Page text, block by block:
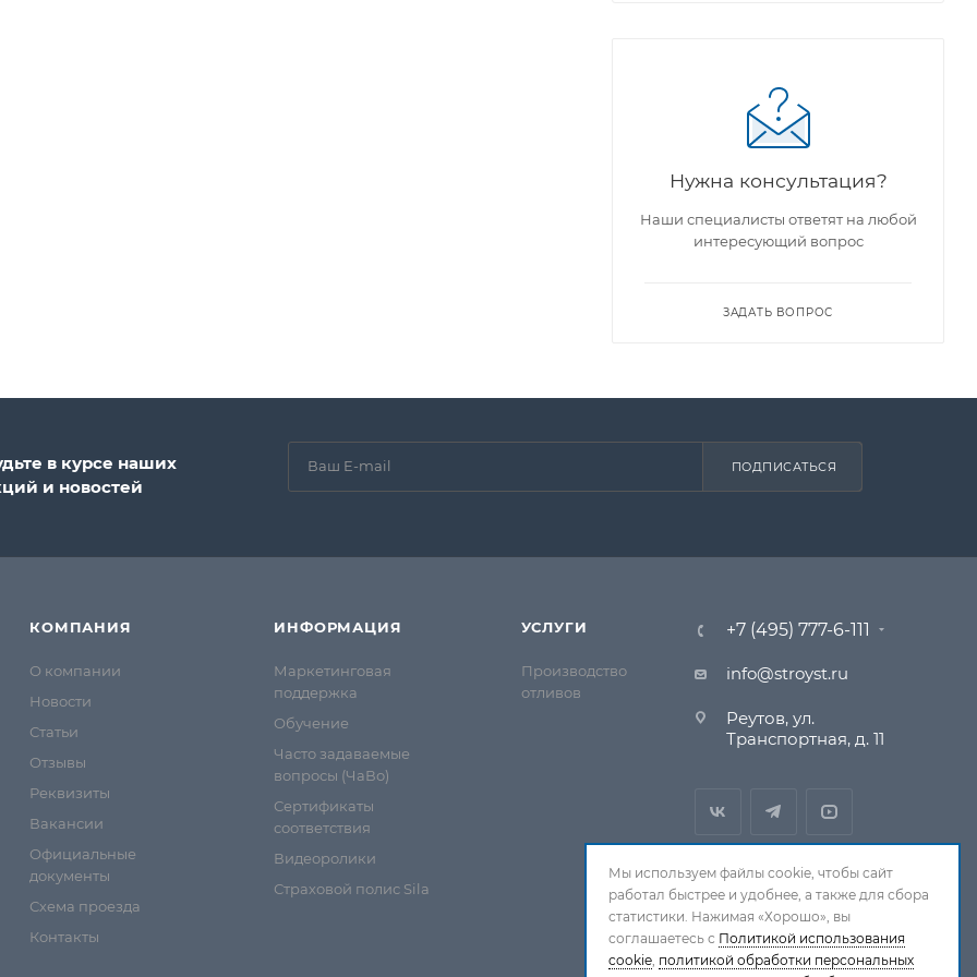
Нужна консультация?
Наши специалисты ответят на любой
интересующий вопрос
ЗАДАТЬ ВОПРОС
в курсе наших
и новостей
ПОДПИСАТЬСЯ
КОМПАНИЯ
О компании
Новости
Статьи
Отзывы
Реквизиты
Вакансии
Официальные
документы
Схема проезда
Контакты
ИНФОРМАЦИЯ
Маркетинговая
поддержка
Обучение
Часто задаваемые
вопросы (ЧаВо)
Сертификаты
соответствия
Видеоролики
Страховой полис Sila
УСЛУГИ
Производство
отливов
+7 (495) 777-6-111
info@stroyst.ru
Реутов, ул.
Транспортная, д. 11
Мы используем файлы cookie, чтобы сайт
работал быстрее и удобнее, а также для сбора
статистики. Нажимая «Хорошо», вы
соглашаетесь с Политикой использования
cookie, политикой обработки персональных